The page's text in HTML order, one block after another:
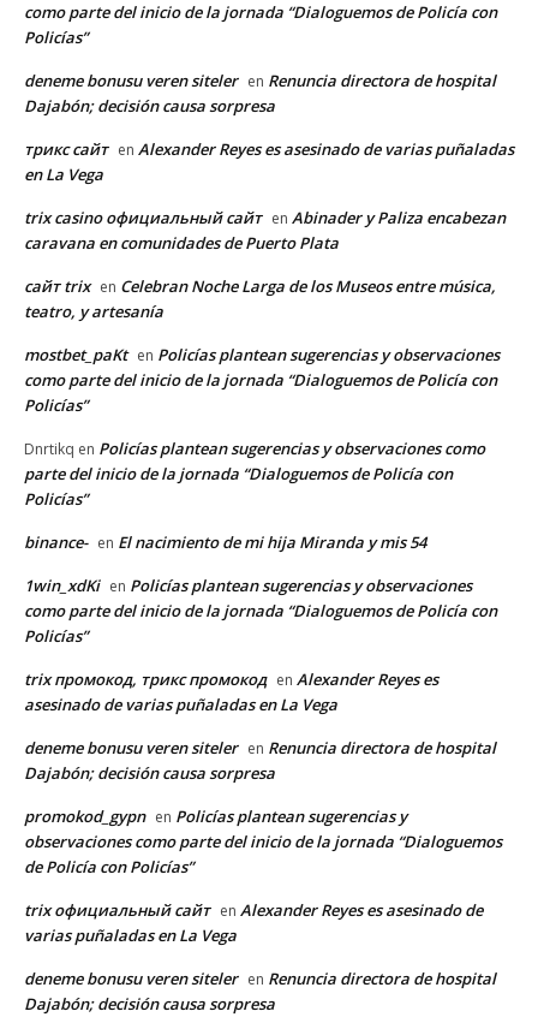
como parte del inicio de la jornada “Dialoguemos de Policía con
Policías”
deneme bonusu veren siteler en Renuncia directora de hospital
Dajabón; decisión causa sorpresa
трикс сайт en Alexander Reyes es asesinado de varias puñaladas
en La Vega
trix casino официальный сайт en Abinader y Paliza encabezan
caravana en comunidades de Puerto Plata
сайт trix en Celebran Noche Larga de los Museos entre música,
teatro, y artesanía
mostbet_paKt en Policías plantean sugerencias y observaciones
como parte del inicio de la jornada “Dialoguemos de Policía con
Policías”
Dnrtikq en Policías plantean sugerencias y observaciones como
parte del inicio de la jornada “Dialoguemos de Policía con
Policías”
binance- en El nacimiento de mi hija Miranda y mis 54
1win_xdKi en Policías plantean sugerencias y observaciones
como parte del inicio de la jornada “Dialoguemos de Policía con
Policías”
trix промокод, трикс промокод en Alexander Reyes es
asesinado de varias puñaladas en La Vega
deneme bonusu veren siteler en Renuncia directora de hospital
Dajabón; decisión causa sorpresa
promokod_gypn en Policías plantean sugerencias y
observaciones como parte del inicio de la jornada “Dialoguemos
de Policía con Policías”
trix официальный сайт en Alexander Reyes es asesinado de
varias puñaladas en La Vega
deneme bonusu veren siteler en Renuncia directora de hospital
Dajabón; decisión causa sorpresa